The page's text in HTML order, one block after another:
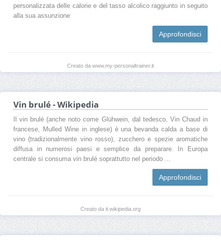
personalizzata delle calorie e del tasso alcolico raggiunto in seguito
alla sua assunzione
Approfondisci
Creato da www.my-personaltrainer.it
Vin brulé - Wikipedia
Il vin brulé (anche noto come Glühwein, dal tedesco, Vin Chaud in
francese, Mulled Wine in inglese) è una bevanda calda a base di
vino (tradizionalmente vino rosso), zucchero e spezie aromatiche
diffusa in numerosi paesi e semplice da preparare. In Europa
centrale si consuma vin brulé soprattutto nel periodo ...
Approfondisci
Creato da it.wikipedia.org